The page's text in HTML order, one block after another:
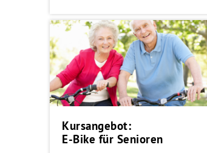
Kursangebot:
E-Bike für Senioren